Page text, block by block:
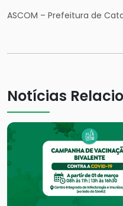
ASCOM – Prefeitura de
Notícias